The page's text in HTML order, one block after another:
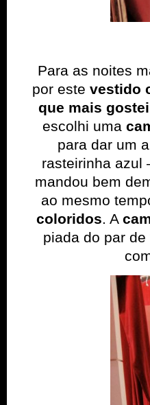
Para as noites
por este vestido
que mais
escolhi uma
para dar um
rasteirinha azul
mandou bem
ao mesmo
coloridos. A
piada do par